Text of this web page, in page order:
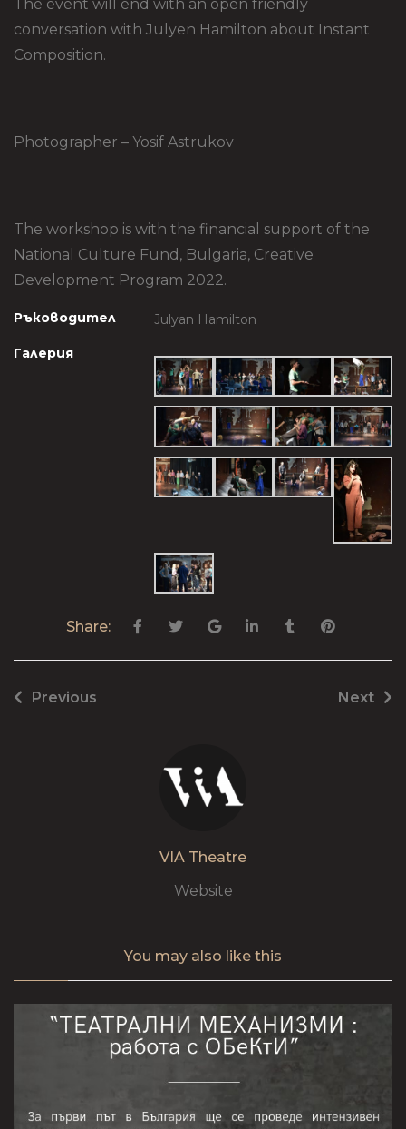
The event will end with an open friendly
conversation with Julyen Hamilton about Instant
Composition.
Photographer – Yosif Astrukov
The workshop is with the financial support of the
National Culture Fund, Bulgaria, Creative
Development Program 2022.
Ръководител Julyan Hamilton
Галерия
Share:
Previous Next
VIA Theatre
Website
You may also like this